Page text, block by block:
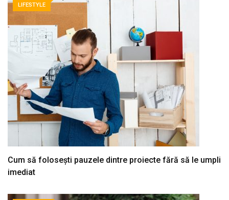
LIFESTYLE
Cum să folosești pauzele dintre proiecte fără să le umpli
imediat